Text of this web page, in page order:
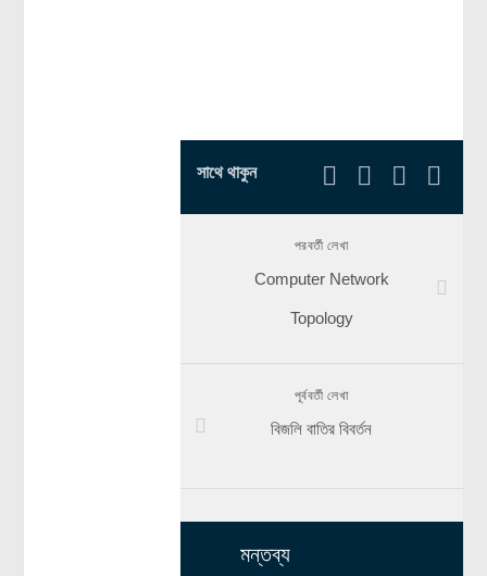
সাথে থাকুন
পরবর্তী লেখা
Computer Network
Topology
পূর্ববর্তী লেখা
বিজলি বাতির বিবর্তন
মন্তব্য